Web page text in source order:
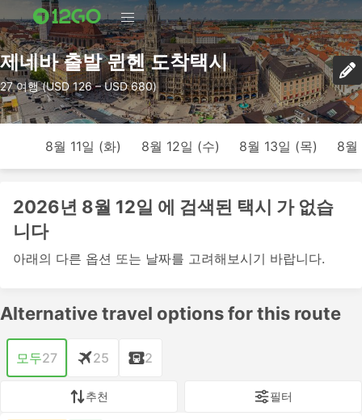
제네바 출발 뮌헨 도착택시
27 여행 (USD 126 – USD 680)
8월 11일 (화) 8월 12일 (수) 8월 13일 (목) 8월
2026년 8월 12일 에 검색된 택시 가 없습
니다
아래의 다른 옵션 또는 날짜를 고려해보시기 바랍니다.
Alternative travel options for this route
모두27 25 2
추천 필터